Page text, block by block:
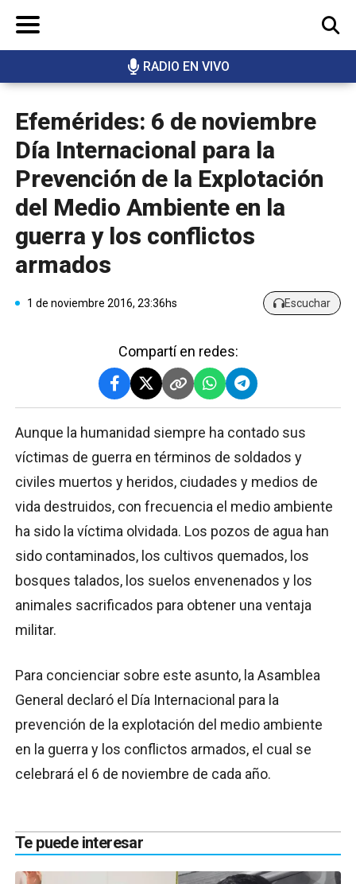
RADIO EN VIVO
BUSCAR
Efemérides: 6 de noviembre
Día Internacional para la
Prevención de la Explotación
del Medio Ambiente en la
guerra y los conflictos
armados
1 de noviembre 2016, 23:36hs Escuchar
Compartí en redes:
Aunque la humanidad siempre ha contado sus
víctimas de guerra en términos de soldados y
civiles muertos y heridos, ciudades y medios de
vida destruidos, con frecuencia el medio ambiente
ha sido la víctima olvidada. Los pozos de agua han
sido contaminados, los cultivos quemados, los
bosques talados, los suelos envenenados y los
animales sacrificados para obtener una ventaja
militar.
Para concienciar sobre este asunto, la Asamblea
General declaró el Día Internacional para la
prevención de la explotación del medio ambiente
en la guerra y los conflictos armados, el cual se
celebrará el 6 de noviembre de cada año.
Te puede interesar